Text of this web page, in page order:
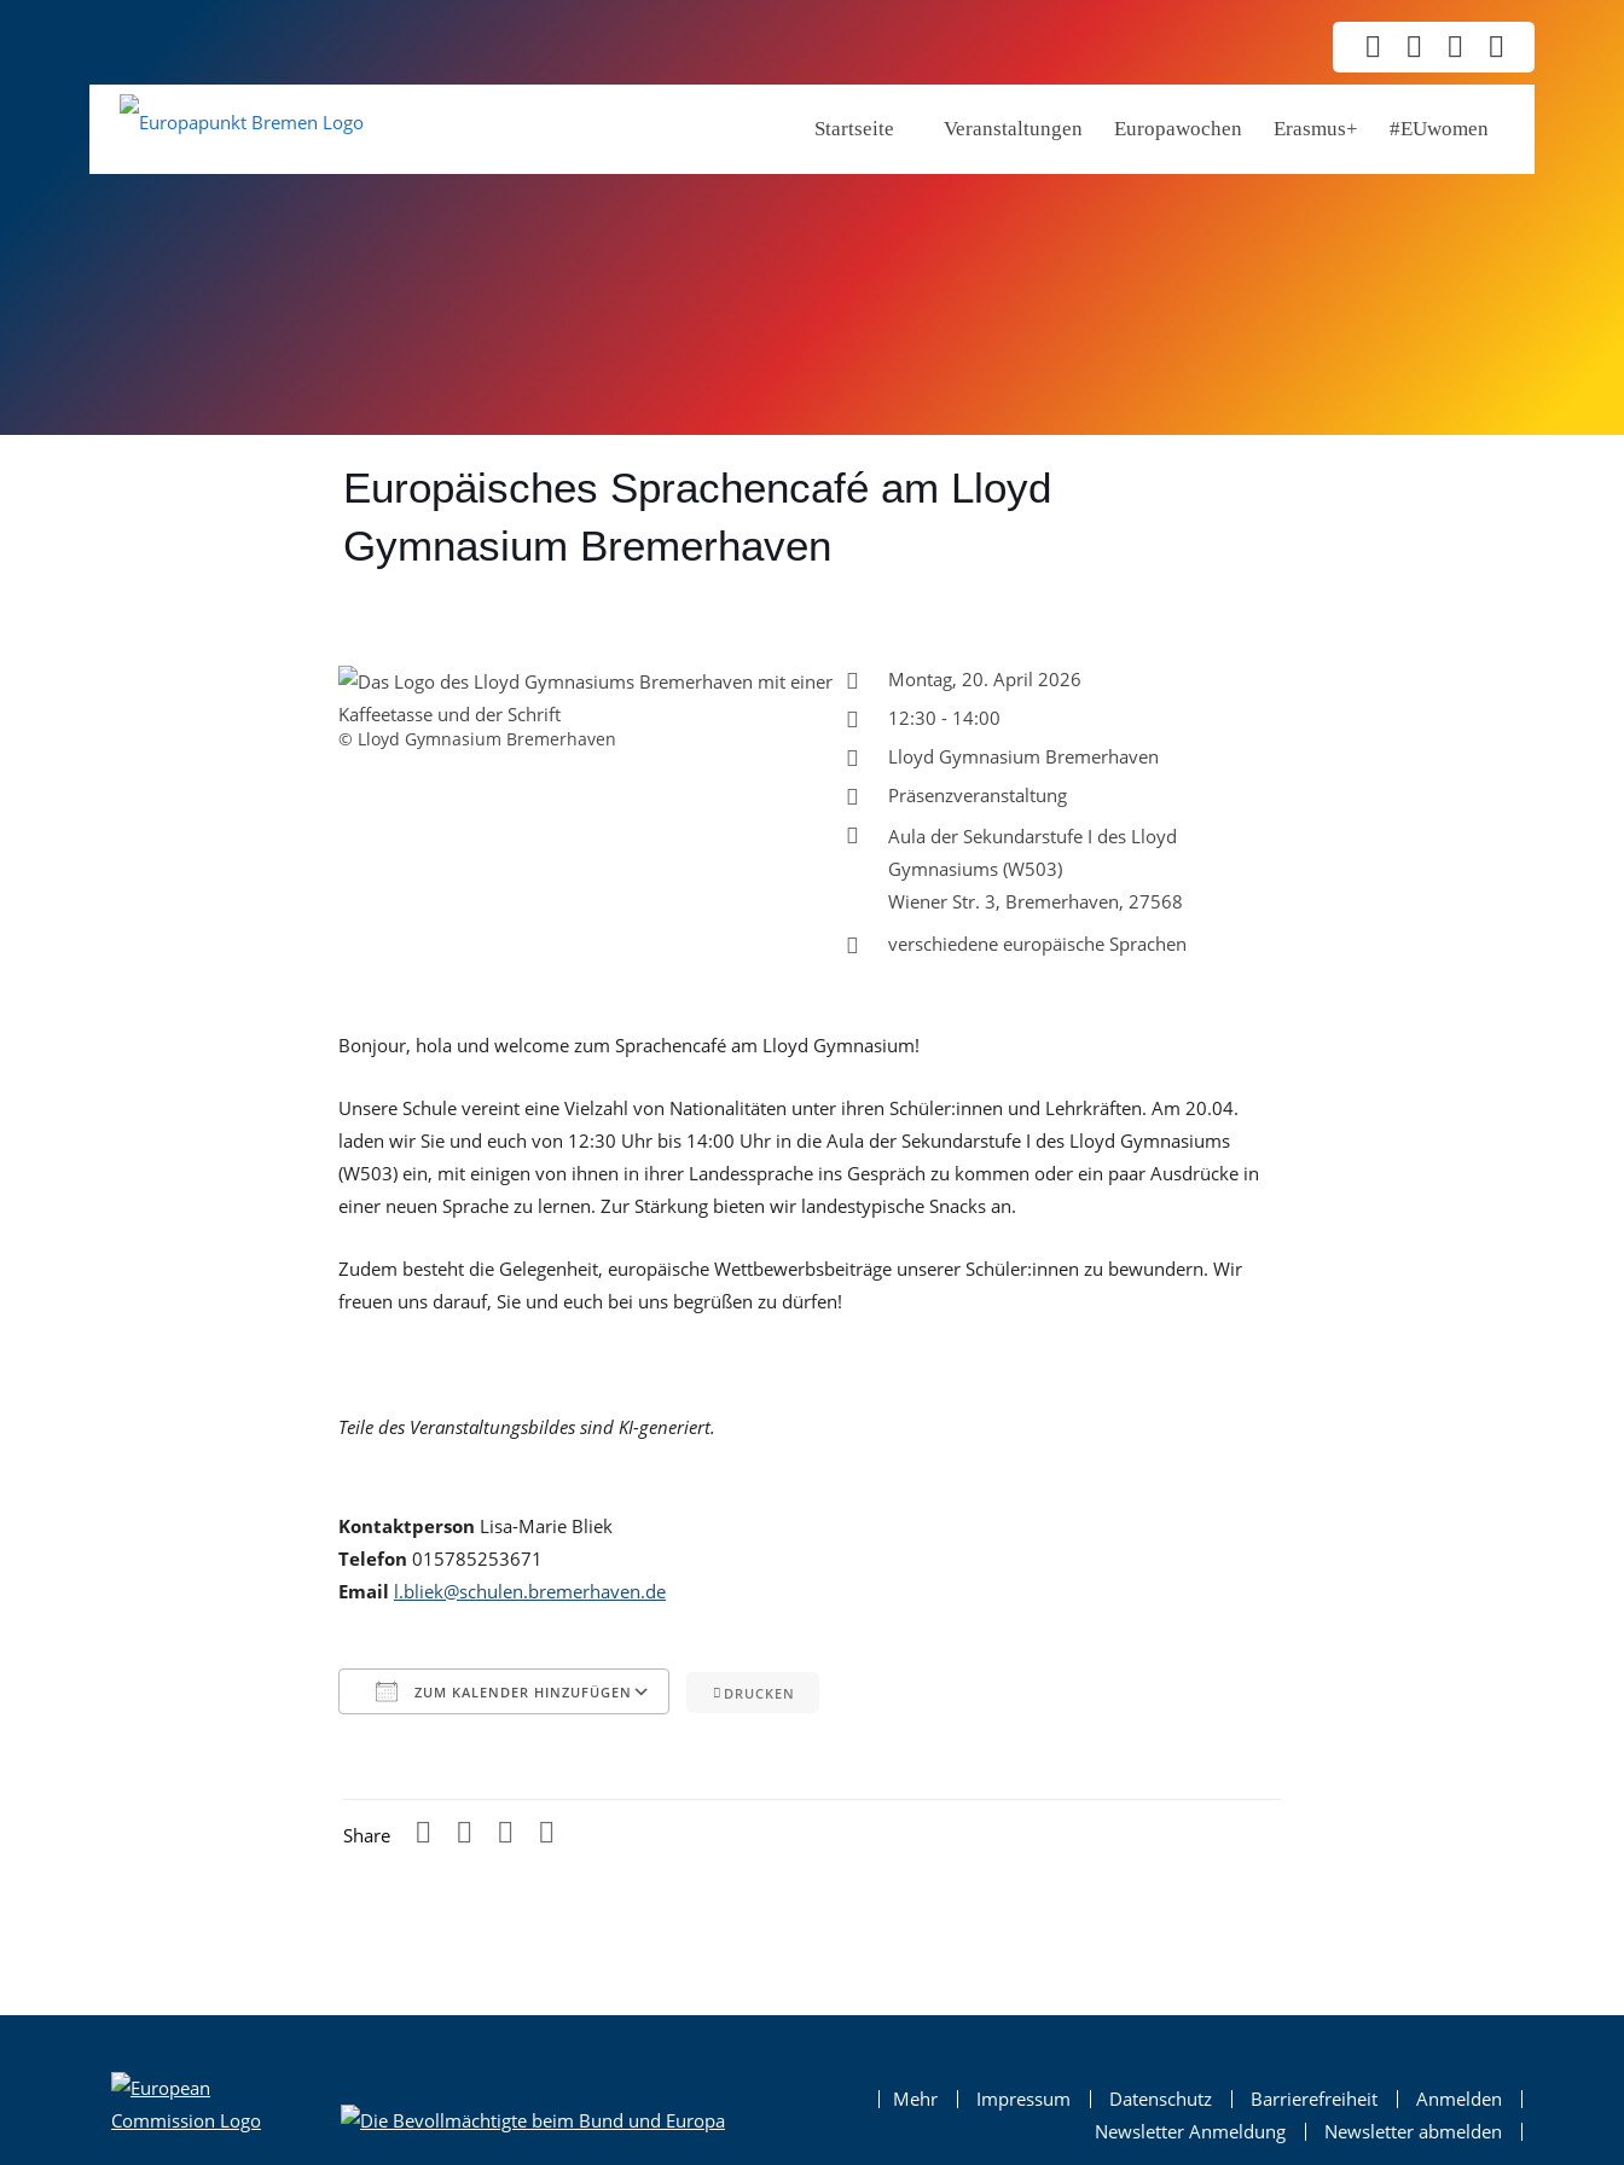
Startseite Veranstaltungen Europawochen Erasmus+ #EUwomen
Europäisches Sprachencafé am Lloyd
Gymnasium Bremerhaven
© Lloyd Gymnasium Bremerhaven
Montag, 20. April 2026
12:30 - 14:00
Lloyd Gymnasium Bremerhaven
Präsenzveranstaltung
Aula der Sekundarstufe I des Lloyd
Gymnasiums (W503)
Wiener Str. 3, Bremerhaven, 27568
verschiedene europäische Sprachen
Bonjour, hola und welcome zum Sprachencafé am Lloyd Gymnasium!
Unsere Schule vereint eine Vielzahl von Nationalitäten unter ihren Schüler:innen und Lehrkräften. Am 20.04.
laden wir Sie und euch von 12:30 Uhr bis 14:00 Uhr in die Aula der Sekundarstufe I des Lloyd Gymnasiums
(W503) ein, mit einigen von ihnen in ihrer Landessprache ins Gespräch zu kommen oder ein paar Ausdrücke in
einer neuen Sprache zu lernen. Zur Stärkung bieten wir landestypische Snacks an.
Zudem besteht die Gelegenheit, europäische Wettbewerbsbeiträge unserer Schüler:innen zu bewundern. Wir
freuen uns darauf, Sie und euch bei uns begrüßen zu dürfen!
Teile des Veranstaltungsbildes sind KI-generiert.
Kontaktperson Lisa-Marie Bliek
Telefon 015785253671
Email l.bliek@schulen.bremerhaven.de
ZUM KALENDER HINZUFÜGEN DRUCKEN
Share
Mehr Impressum Datenschutz Barrierefreiheit
Anmelden
Newsletter Anmeldung
Newsletter abmelden